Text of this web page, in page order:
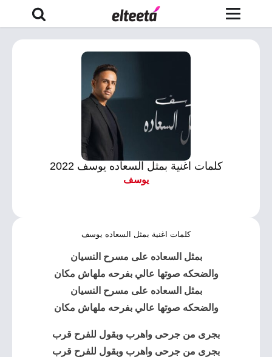
كلمات اغنية بمثل السعاده يوسف 2022
يوسف
كلمات اغنية بمثل السعاده يوسف
بمثل السعاده على مسرح النسيان
والضحكه صوتها عالي بفرحه ملهاش مكان
بمثل السعاده على مسرح النسيان
والضحكه صوتها عالي بفرحه ملهاش مكان
بجرى من جرحى واهرب وبقول للفرح قرب
بجرى من جرحى واهرب وبقول للفرح قرب